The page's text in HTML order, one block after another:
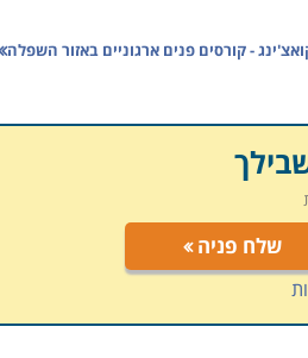
היכולות הללו למקצוע, ליועצים
לתפקוד יעיל יותר. לכל מי
ארגונים ואפשרויות תעסוקה
- קורסים פנים ארגוניים באזור השפלה
שלח פניה